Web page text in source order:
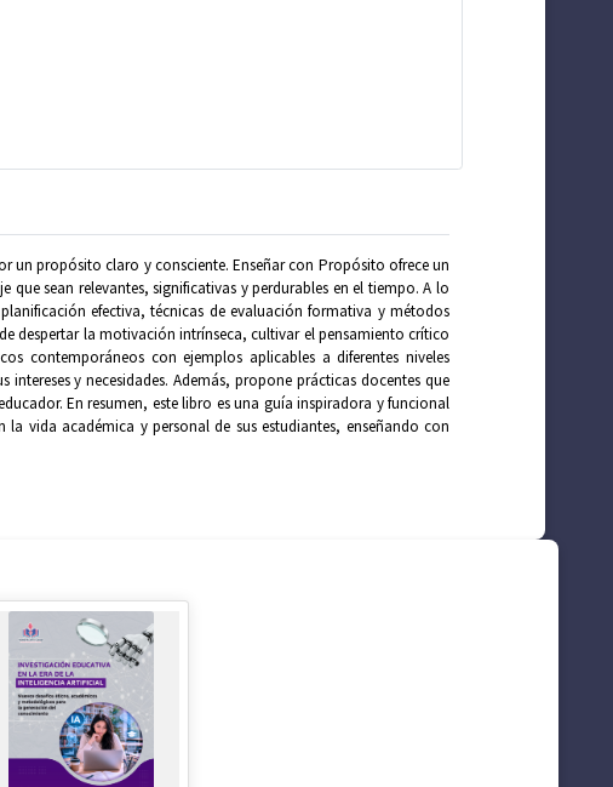
un propósito claro y consciente. Enseñar con Propósito ofrece un
sean relevantes, significativas y perdurables en el tiempo. A lo
efectiva, técnicas de evaluación formativa y métodos
despertar la motivación intrínseca, cultivar el pensamiento crítico
contemporáneos con ejemplos aplicables a diferentes niveles
y necesidades. Además, propone prácticas docentes que
En resumen, este libro es una guía inspiradora y funcional
vida académica y personal de sus estudiantes, enseñando con